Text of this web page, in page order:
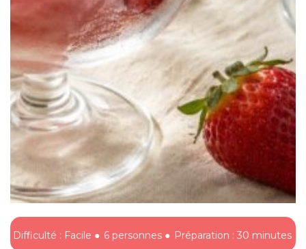
Difficulté : Facile ● 6 personnes ● Préparation : 30 minutes